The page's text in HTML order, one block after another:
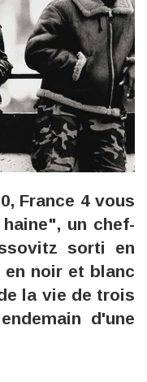
France 4 vous
un chef-
sorti en
noir et blanc
la vie de trois
d'une